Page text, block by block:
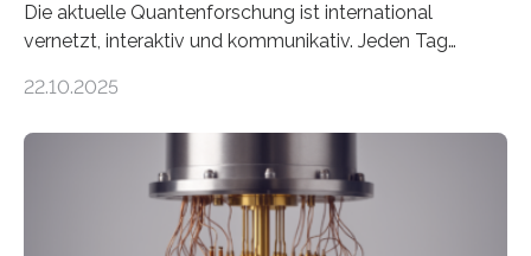
Die aktuelle Quantenforschung ist international
vernetzt, interaktiv und kommunikativ. Jeden Tag
oft von Autor*innen, die eng zusammenarbeiten. Neue
werden schnell weiterentwickelt. Dies ist der Alltag in
der Forschung der Quantentheorie, die dieses Jahr 100
Jahre alt geworden ist, weshalb die UNESCO 2025 zum
22.10.2025